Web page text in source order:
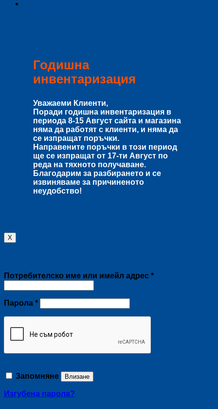
Годишна
инвентаризация
Уважаеми Клиенти,
Поради годишна инвентаризация в
периода 8-15 Август сайта и магазина
няма да работят с клиенти, и няма да
се изпращат поръчки.
Направените поръчки в този период
ще се изпращат от 17-ти Август по
реда на тяхното получаване.
Благодарим за разбирането и се
извиняваме за причиненото
неудобство!
X
Потребителско име или имейл адрес *Задължително
Парола *Задължително
Запомняне Влизане
Изгубена парола?